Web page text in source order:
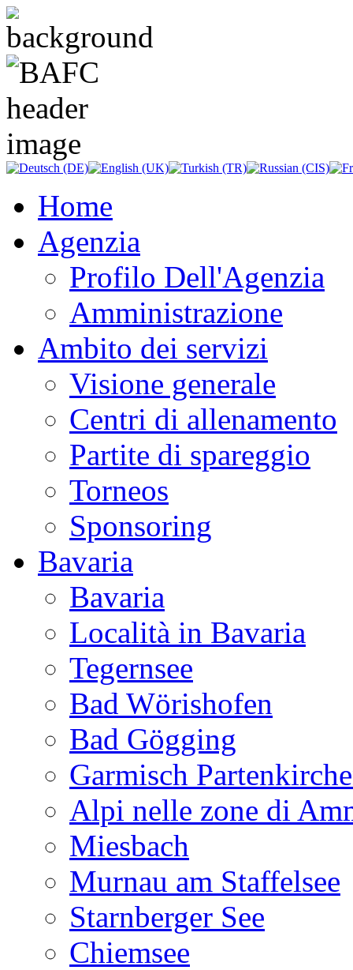
Home
Agenzia
Profilo Dell'Agenzia
Amministrazione
Ambito dei servizi
Visione generale
Centri di allenamento
Partite di spareggio
Torneos
Sponsoring
Bavaria
Bavaria
Località in Bavaria
Tegernsee
Bad Wörishofen
Bad Gögging
Garmisch
Alpi nelle zone di
Miesbach
Murnau am Staffelsee
Starnberger See
Chiemsee